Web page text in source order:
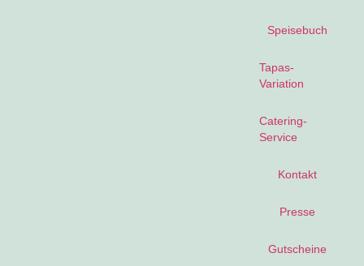
Speisebuch
Tapas-
Variation
Catering-
Service
Kontakt
Presse
Gutscheine